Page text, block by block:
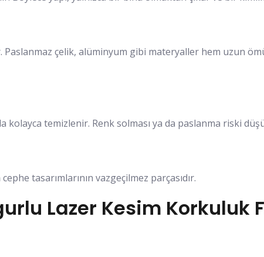
çelik, alüminyum gibi materyaller hem uzun
temizlenir. Renk solması ya da paslanma riski
tasarımlarının vazgeçilmez parçasıdır.
Lazer Kesim Korkuluk